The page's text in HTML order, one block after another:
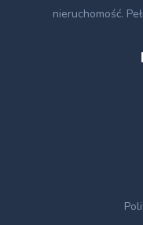
nieruchomość.